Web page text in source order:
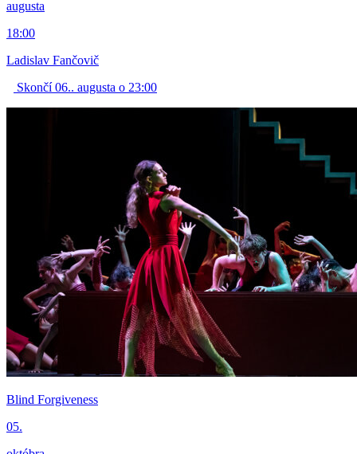
augusta
18:00
Ladislav Fančovič
Skončí 06.. augusta o 23:00
Blind Forgiveness
05.